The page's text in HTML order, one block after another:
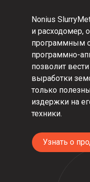
Nonius
и расходомер,
программным
программно-
позволит
выработки
только
издержки на
техники.
Узнать о